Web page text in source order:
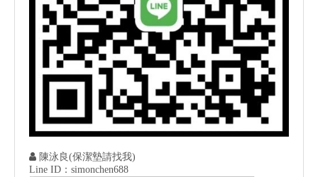
 陳泳良(保潔墊請找我)
Line ID：simonchen688